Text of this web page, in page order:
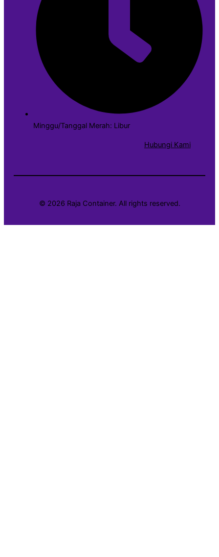
Minggu/Tanggal Merah: Libur
Hubungi Kami
© 2026 Raja Container. All rights reserved.